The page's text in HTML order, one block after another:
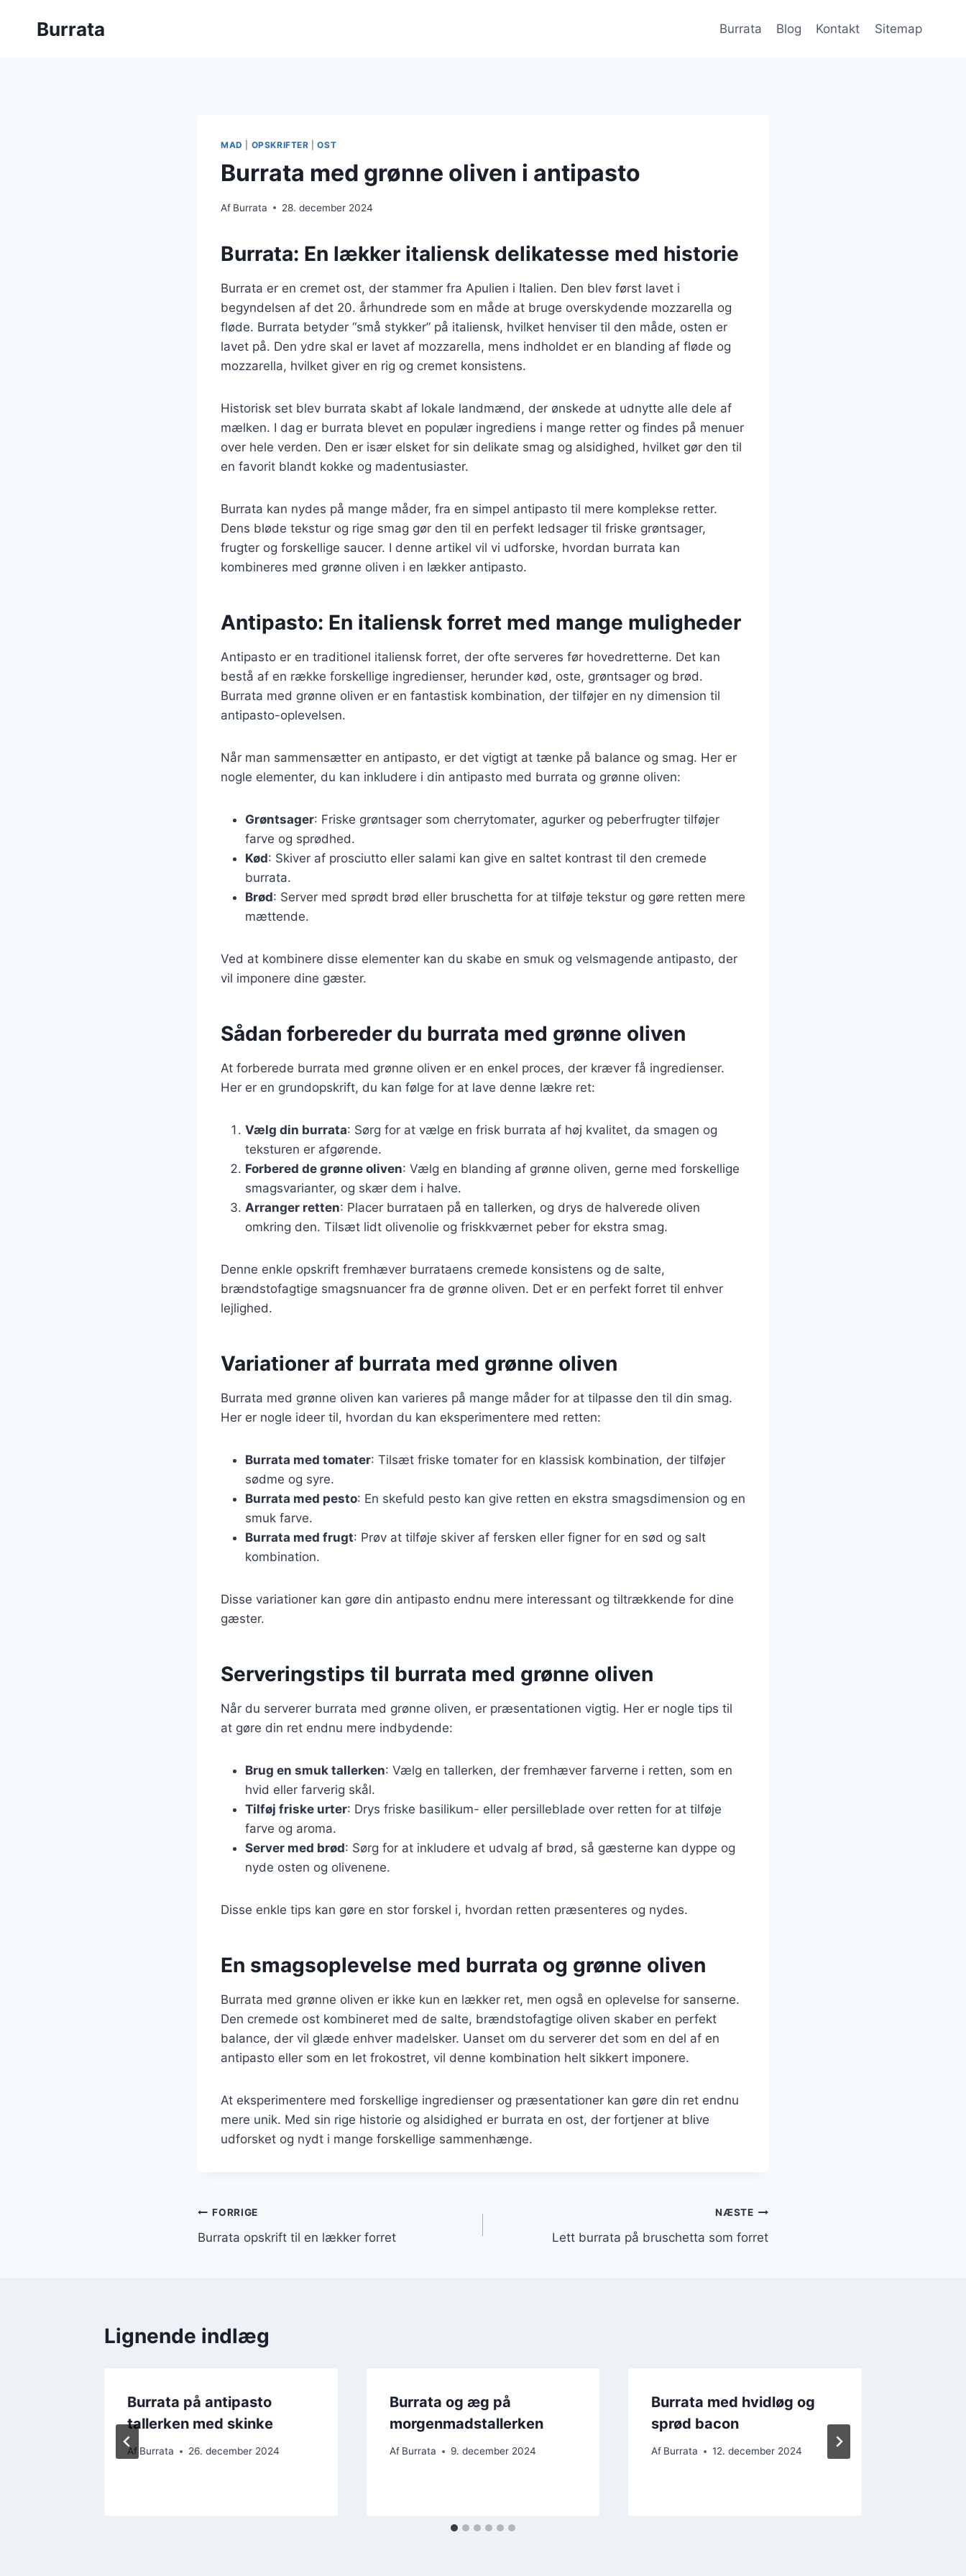
Burrata Burrata Blog Kontakt Sitemap
MAD OPSKRIFTER |OST
Burrata med grønne oliven i antipasto
Af Burrata 28. december 2024
Burrata: En lækker italiensk delikatesse med historie
Burrata er en cremet ost, der stammer fra Apulien i Italien. Den blev først lavet i
begyndelsen af det 20. århundrede som en måde at bruge overskydende mozzarella og
fløde. Burrata betyder “små stykker” på italiensk, hvilket henviser til den måde, osten er
lavet på. Den ydre skal er lavet af mozzarella, mens indholdet er en blanding af fløde og
mozzarella, hvilket giver en rig og cremet konsistens.
Historisk set blev burrata skabt af lokale landmænd, der ønskede at udnytte alle dele af
mælken. I dag er burrata blevet en populær ingrediens i mange retter og findes på menuer
over hele verden. Den er især elsket for sin delikate smag og alsidighed, hvilket gør den til
en favorit blandt kokke og madentusiaster.
Burrata kan nydes på mange måder, fra en simpel antipasto til mere komplekse retter.
Dens bløde tekstur og rige smag gør den til en perfekt ledsager til friske grøntsager,
frugter og forskellige saucer. I denne artikel vil vi udforske, hvordan burrata kan
kombineres med grønne oliven i en lækker antipasto.
Antipasto: En italiensk forret med mange muligheder
Antipasto er en traditionel italiensk forret, der ofte serveres før hovedretterne. Det kan
bestå af en række forskellige ingredienser, herunder kød, oste, grøntsager og brød.
Burrata med grønne oliven er en fantastisk kombination, der tilføjer en ny dimension til
antipasto-oplevelsen.
Når man sammensætter en antipasto, er det vigtigt at tænke på balance og smag. Her er
nogle elementer, du kan inkludere i din antipasto med burrata og grønne oliven:
Grøntsager: Friske grøntsager som cherrytomater, agurker og peberfrugter tilføjer
farve og sprødhed.
Kød: Skiver af prosciutto eller salami kan give en saltet kontrast til den cremede
burrata.
Brød: Server med sprødt brød eller bruschetta for at tilføje tekstur og gøre retten mere
mættende.
Ved at kombinere disse elementer kan du skabe en smuk og velsmagende antipasto, der
vil imponere dine gæster.
Sådan forbereder du burrata med grønne oliven
At forberede burrata med grønne oliven er en enkel proces, der kræver få ingredienser.
Her er en grundopskrift, du kan følge for at lave denne lækre ret:
Vælg din burrata: Sørg for at vælge en frisk burrata af høj kvalitet, da smagen og
teksturen er afgørende.
Forbered de grønne oliven: Vælg en blanding af grønne oliven, gerne med forskellige
smagsvarianter, og skær dem i halve.
Arranger retten: Placer burrataen på en tallerken, og drys de halverede oliven
omkring den. Tilsæt lidt olivenolie og friskkværnet peber for ekstra smag.
Denne enkle opskrift fremhæver burrataens cremede konsistens og de salte,
brændstofagtige smagsnuancer fra de grønne oliven. Det er en perfekt forret til enhver
lejlighed.
Variationer af burrata med grønne oliven
Burrata med grønne oliven kan varieres på mange måder for at tilpasse den til din smag.
Her er nogle ideer til, hvordan du kan eksperimentere med retten:
Burrata med tomater: Tilsæt friske tomater for en klassisk kombination, der tilføjer
sødme og syre.
Burrata med pesto: En skefuld pesto kan give retten en ekstra smagsdimension og en
smuk farve.
Burrata med frugt: Prøv at tilføje skiver af fersken eller figner for en sød og salt
kombination.
Disse variationer kan gøre din antipasto endnu mere interessant og tiltrækkende for dine
gæster.
Serveringstips til burrata med grønne oliven
Når du serverer burrata med grønne oliven, er præsentationen vigtig. Her er nogle tips til
at gøre din ret endnu mere indbydende:
Brug en smuk tallerken: Vælg en tallerken, der fremhæver farverne i retten, som en
hvid eller farverig skål.
Tilføj friske urter: Drys friske basilikum- eller persilleblade over retten for at tilføje
farve og aroma.
Server med brød: Sørg for at inkludere et udvalg af brød, så gæsterne kan dyppe og
nyde osten og olivenene.
Disse enkle tips kan gøre en stor forskel i, hvordan retten præsenteres og nydes.
En smagsoplevelse med burrata og grønne oliven
Burrata med grønne oliven er ikke kun en lækker ret, men også en oplevelse for sanserne.
Den cremede ost kombineret med de salte, brændstofagtige oliven skaber en perfekt
balance, der vil glæde enhver madelsker. Uanset om du serverer det som en del af en
antipasto eller som en let frokostret, vil denne kombination helt sikkert imponere.
At eksperimentere med forskellige ingredienser og præsentationer kan gøre din ret endnu
mere unik. Med sin rige historie og alsidighed er burrata en ost, der fortjener at blive
udforsket og nydt i mange forskellige sammenhænge.
Indlægsnavigation
FORRIGE
Burrata opskrift til en lækker forret
NÆSTE
Lett burrata på bruschetta som forret
Lignende indlæg
Burrata på antipasto
tallerken med skinke
Af Burrata 26. december 2024
Burrata og æg på
morgenmadstallerken
Af Burrata 9. december 2024
Burrata med hvidløg og
sprød bacon
Af Burrata 12. december 2024